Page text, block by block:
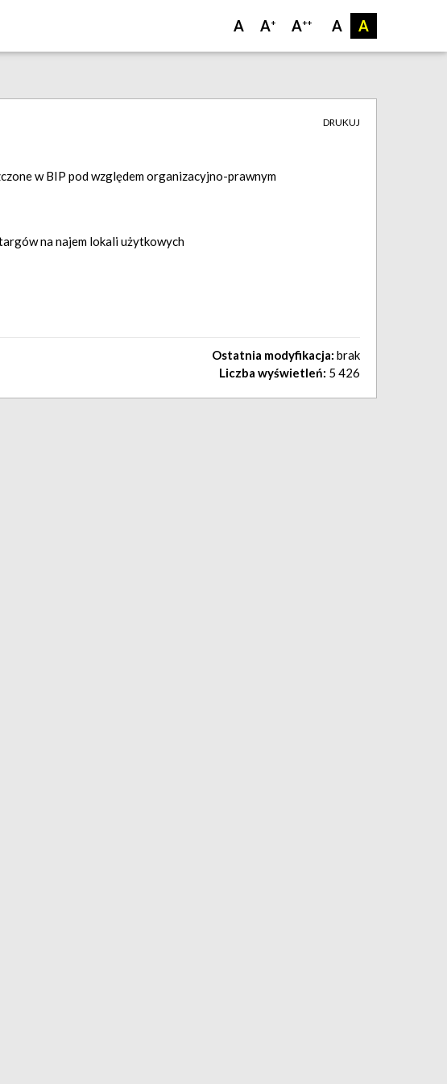
A
A
A++
A+
A
DRUKUJ
w BIP pod względem organizacyjno-prawnym
na najem lokali użytkowych
Ostatnia modyfikacja: brak
Liczba wyświetleń: 5 426